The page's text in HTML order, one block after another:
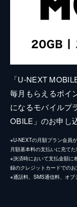
「U-NEXT
毎月もらえるポイ
になるモバイルプ
OBILE」のお申し
※U-NEXTの月額プラン会員
月額基本料の支払いに充てた
※決済時において支払金額に
録のクレジットカードでのお
※通話料、SMS通信料、オプ